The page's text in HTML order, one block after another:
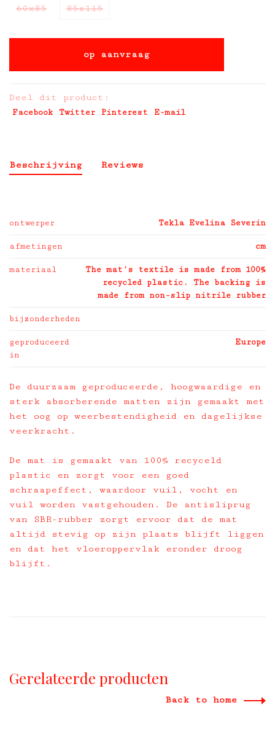
60x85 85x115
op aanvraag
Deel dit product:
Facebook Twitter Pinterest E-mail
Beschrijving Reviews
ontwerper Tekla Evelina Severin
afmetingen cm
materiaal
The mat’s textile is made from 100%
recycled plastic. The backing is
made from non-slip nitrile rubber
bijzonderheden
geproduceerd
in
Europe
De duurzaam geproduceerde, hoogwaardige en
sterk absorberende matten zijn gemaakt met
het oog op weerbestendigheid en dagelijkse
veerkracht.
De mat is gemaakt van 100% recyceld
plastic en zorgt voor een goed
schraapeffect, waardoor vuil, vocht en
vuil worden vastgehouden. De antisliprug
van SBR-rubber zorgt ervoor dat de mat
altijd stevig op zijn plaats blijft liggen
en dat het vloeroppervlak eronder droog
blijft.
Gerelateerde producten
Back to home